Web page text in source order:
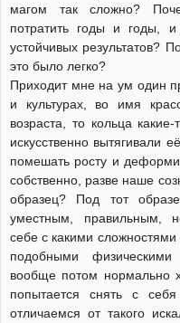
магом так сложно?
потратить годы и годы,
устойчивых результатов?
это было легко?
Приходит мне на ум один
и культурах, во имя
возраста, то кольца
искусственно вытягивали
помешать росту и
собственно, разве наше
образец? Под тот
уместным, правильным,
себе с какими сложностями
подобными
вообще потом нормально
попытается снять с
отличаемся от такого